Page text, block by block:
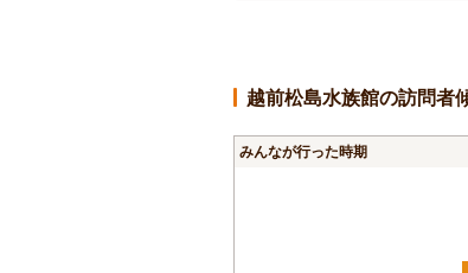
越前松島水族館の訪問者
みんなが行った時期